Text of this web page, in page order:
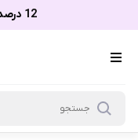
12 درصد تخفیف تا 20 مرداد ماه